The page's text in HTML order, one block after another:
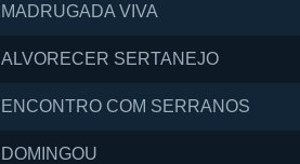
MADRUGADA VIVA
ALVORECER SERTANEJO
ENCONTRO COM SERRANOS
DOMINGOU